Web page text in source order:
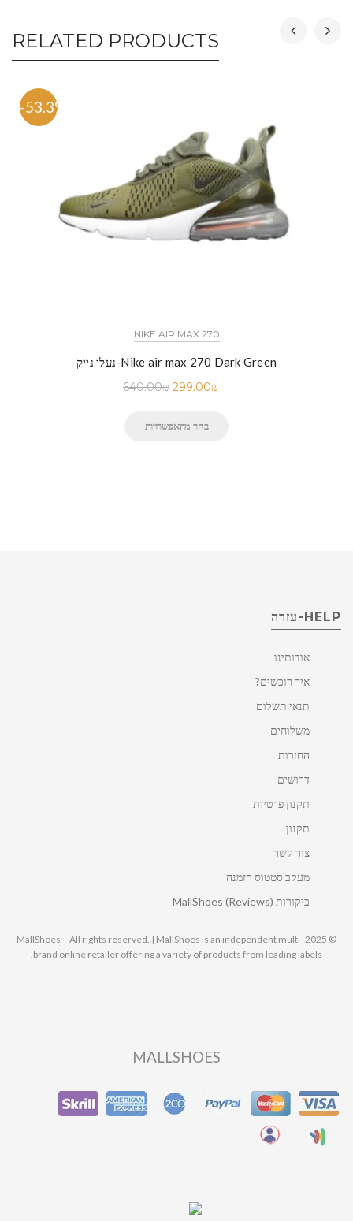
RELATED PRODUCTS
-53.3%
NIKE AIR MAX 270
נעלי נייק-Nike air max 270 Dark Green
640.00₪ 299.00₪
בחר מהאפשרויות
HELP-עזרה
אודותינו
איך רוכשים?
תנאי תשלום
משלוחים
החזרות
דרושים
תקנון פרטיות
תקנון
צור קשר
מעקב סטטוס הזמנה
ביקורות MallShoes (Reviews)
© 2025 MallShoes – All rights reserved. | MallShoes is an independent multi-
brand online retailer offering a variety of products from leading labels.
MALLSHOES